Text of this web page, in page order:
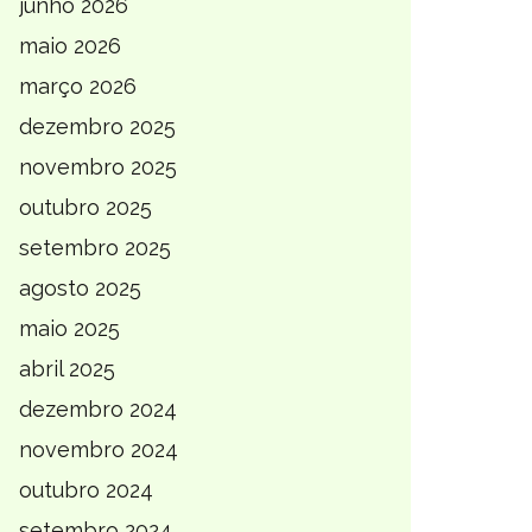
junho 2026
maio 2026
março 2026
dezembro 2025
novembro 2025
outubro 2025
setembro 2025
agosto 2025
maio 2025
abril 2025
dezembro 2024
novembro 2024
outubro 2024